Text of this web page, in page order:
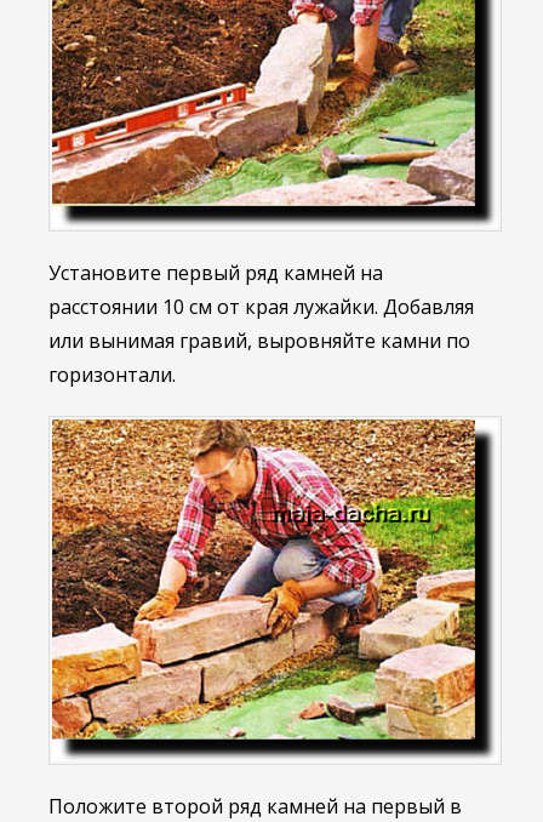
Установите первый ряд камней на
расстоянии 10 см от края лужайки. Добавляя
или вынимая гравий, выровняйте камни по
горизонтали.
Положите второй ряд камней на первый в